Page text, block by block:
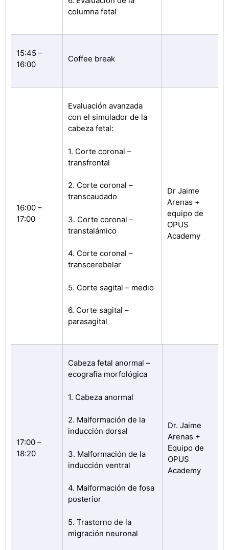
columna fetal
15:45 –
16:00
Coffee break
16:00 –
17:00
Evaluación avanzada
con el simulador de la
cabeza fetal:
1. Corte coronal –
transfrontal
2. Corte coronal –
transcaudado
3. Corte coronal –
transtalámico
4. Corte coronal –
transcerebelar
5. Corte sagital – medio
6. Corte sagital –
parasagital
Dr Jaime
Arenas +
equipo de
OPUS
Academy
17:00 –
18:20
Cabeza fetal anormal –
ecografía morfológica
1. Cabeza anormal
2. Malformación de la
inducción dorsal
3. Malformación de la
inducción ventral
4. Malformación de fosa
posterior
5. Trastorno de la
migración neuronal
Dr. Jaime
Arenas +
Equipo de
OPUS
Academy